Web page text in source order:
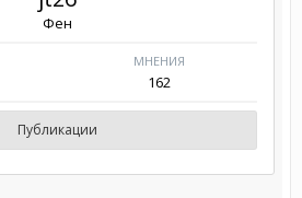
Фен
МНЕНИЯ
162
Публикации